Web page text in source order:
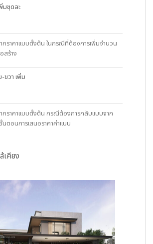
มชุดละ
ากราคาแบบตั้งต้น ในกรณีที่ต้องการเพิ่มจำนวน
สร้าง
ขวา เพิ่ม
ากราคาแบบตั้งต้น กรณีต้องการกลับแบบจาก
นตอนการเสนอราคาค่าแบบ
เคียง